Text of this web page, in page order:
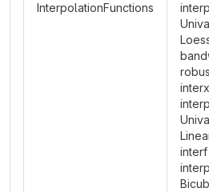
InterpolationFunctions
interf